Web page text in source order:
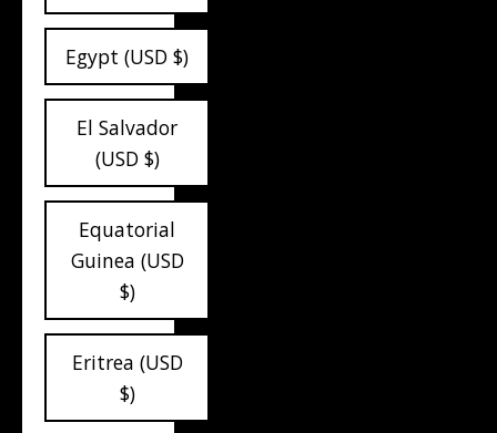
Egypt (USD $)
El Salvador
(USD $)
Equatorial
Guinea (USD
$)
Eritrea (USD
$)